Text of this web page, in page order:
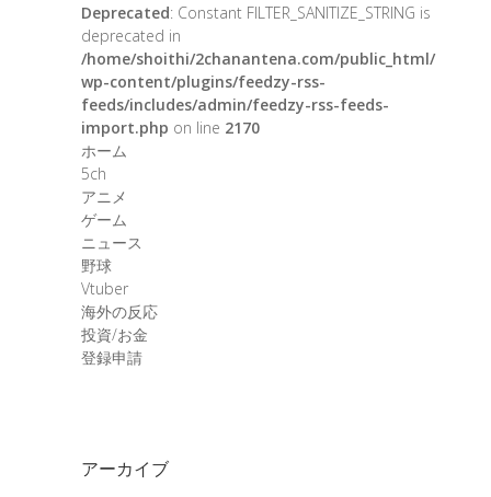
Deprecated: Constant FILTER_SANITIZE_STRING is
deprecated in
/home/shoithi/2chanantena.com/public_html/
wp-content/plugins/feedzy-rss-
feeds/includes/admin/feedzy-rss-feeds-
import.php on line 2170
ホーム
5ch
アニメ
ゲーム
ニュース
野球
Vtuber
海外の反応
投資/お金
登録申請
アーカイブ